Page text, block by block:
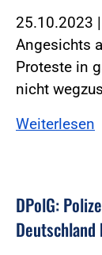
25.10.2023 |
Angesichts
Proteste in
nicht
Weiterlesen
DPolG: